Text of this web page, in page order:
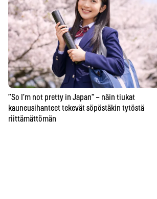
”So I’m not pretty in Japan” – näin tiukat
kauneusihanteet tekevät söpöstäkin tytöstä
riittämättömän